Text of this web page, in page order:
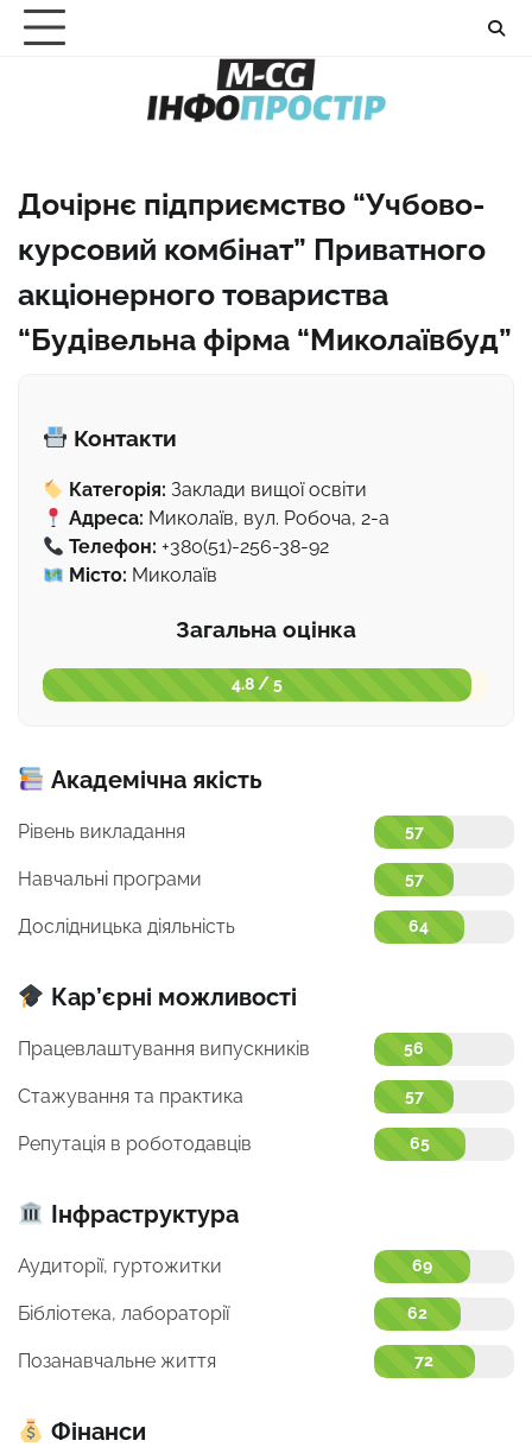
Перейти
Дочірнє підприємство “Учбово-
курсовий комбінат” Приватного
акціонерного товариства
“Будівельна фірма “Миколаївбуд”
Контакти
Категорія: Заклади вищої освіти
Адреса: Миколаїв, вул. Робоча, 2-а
Телефон: +380(51)-256-38-92
Місто: Миколаїв
Загальна оцінка
4.8 / 5
Академічна якість
Рівень викладання 57
Навчальні програми 57
Дослідницька діяльність 64
Кар’єрні можливості
Працевлаштування випускників 56
Стажування та практика 57
Репутація в роботодавців 65
Інфраструктура
Аудиторії, гуртожитки 69
Бібліотека, лабораторії 62
Позанавчальне життя 72
Фінанси